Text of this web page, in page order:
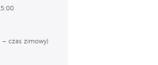
– czas zimowy)